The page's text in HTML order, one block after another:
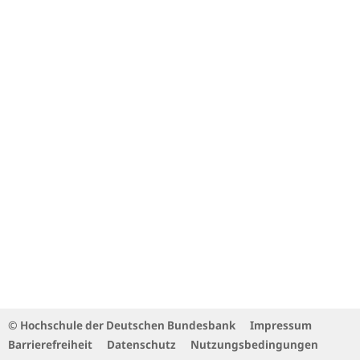
© Hochschule der Deutschen Bundesbank
Impressum
Barrierefreiheit
Datenschutz Nutzungsbedingungen